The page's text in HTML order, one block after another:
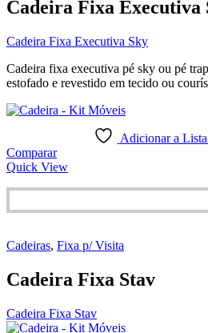
Cadeira Fixa Executiva
Cadeira Fixa Executiva Sky
Cadeira fixa executiva pé sky ou pé
estofado e revestido em tecido ou
Adicionar a
Comparar
Quick View
Cadeiras, Fixa p/ Visita
Cadeira Fixa Stav
Cadeira Fixa Stav